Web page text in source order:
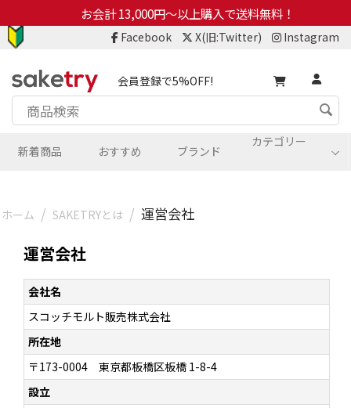
お会計 13,000円～以上購入で送料無料！
Facebook X(旧:Twitter) Instagram
会員登録で5%OFF!
カテゴリー
新着商品 おすすめ ブランド
ホーム / SAKETRYとは / 運営会社
運営会社
会社名
スコッチモルト販売株式会社
所在地
〒173-0004 東京都板橋区板橋 1-8-4
設立